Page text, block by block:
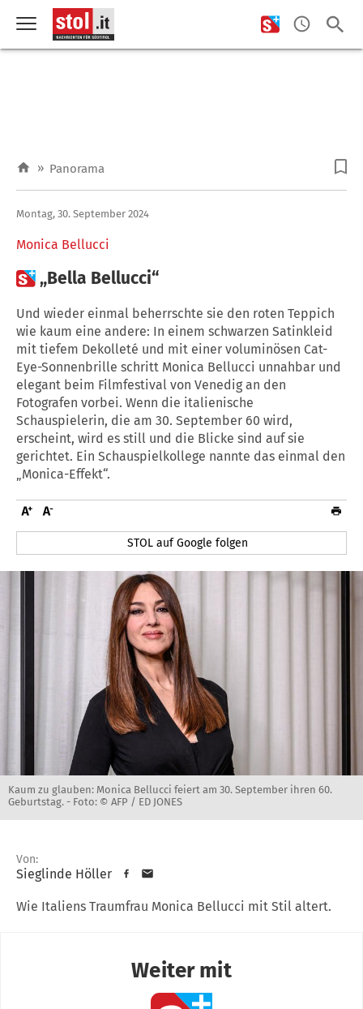
» Panorama
Monica Bellucci
Montag, 30. September 2024
„Bella Bellucci“
Und wieder einmal beherrschte sie den roten Teppich
wie kaum eine andere: In einem schwarzen Satinkleid
mit tiefem Dekolleté und mit einer voluminösen Cat-
Eye-Sonnenbrille schritt Monica Bellucci unnahbar und
elegant beim Filmfestival von Venedig an den
Fotografen vorbei. Wenn die italienische
Schauspielerin, die am 30. September 60 wird,
erscheint, wird es still und die Blicke sind auf sie
gerichtet. Ein Schauspielkollege nannte das einmal den
„Monica-Effekt“.
STOL auf Google folgen
Kaum zu glauben: Monica Bellucci feiert am 30. September ihren 60.
Geburtstag. - Foto: © AFP / ED JONES
Von:
Sieglinde Höller
Wie Italiens Traumfrau Monica Bellucci mit Stil altert.